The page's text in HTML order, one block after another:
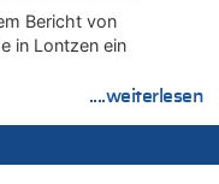
Bericht von
in Lontzen ein
....weiterlesen